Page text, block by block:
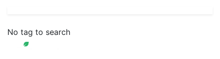
No tag to search